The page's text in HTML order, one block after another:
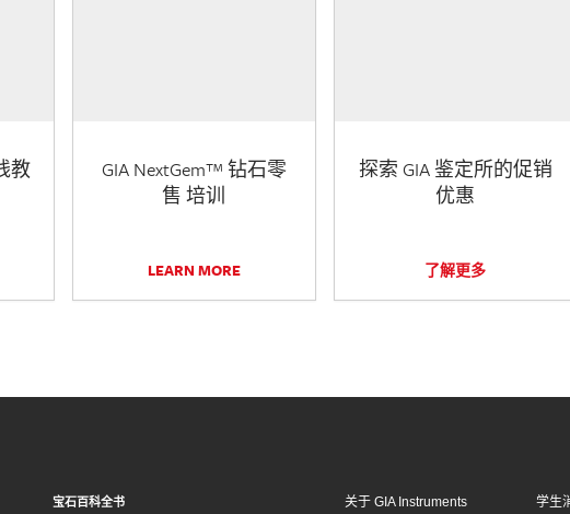
教
GIA NextGem™ 钻石零
售 培训
LEARN MORE
探索 GIA 鉴定所的促销
优惠
了解更多
宝石百科全书 关于 GIA Instruments 学生